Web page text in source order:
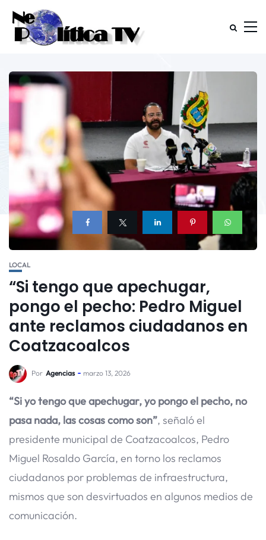
LOCAL
“Si tengo que apechugar,
pongo el pecho: Pedro Miguel
ante reclamos ciudadanos en
Coatzacoalcos
Por Agencias marzo 13, 2026
“Si yo tengo que apechugar, yo pongo el pecho, no
pasa nada, las cosas como son”, señaló el
presidente municipal de Coatzacoalcos, Pedro
Miguel Rosaldo García, en torno los reclamos
ciudadanos por problemas de infraestructura,
mismos que son desvirtuados en algunos medios de
comunicación.